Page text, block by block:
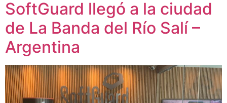
SoftGuard llegó a la ciudad
de La Banda del Río Salí –
Argentina